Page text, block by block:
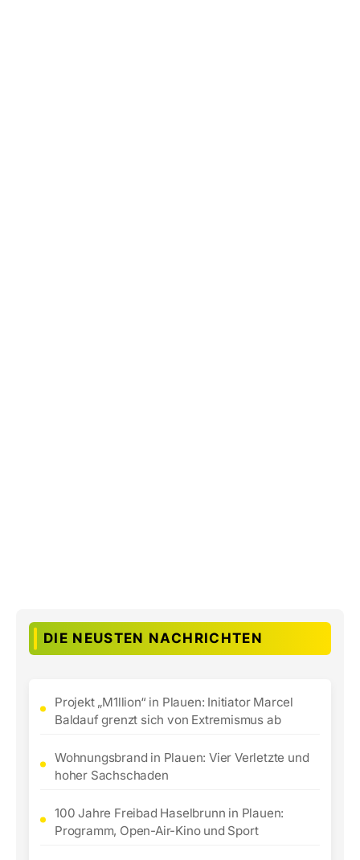
DIE NEUSTEN NACHRICHTEN
Projekt „M1llion“ in Plauen: Initiator Marcel
Baldauf grenzt sich von Extremismus ab
Wohnungsbrand in Plauen: Vier Verletzte und
hoher Sachschaden
100 Jahre Freibad Haselbrunn in Plauen:
Programm, Open-Air-Kino und Sport